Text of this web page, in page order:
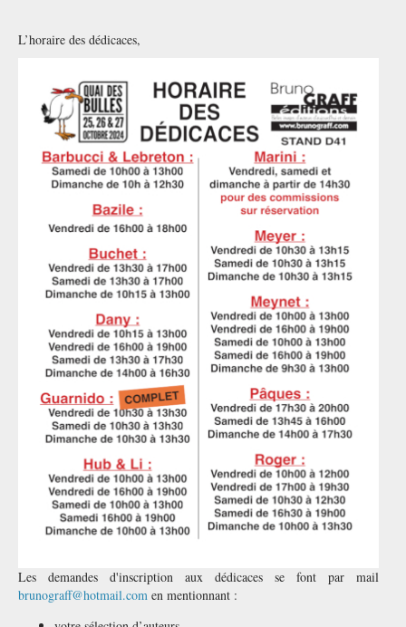
L’horaire des dédicaces,
Les demandes d'inscription aux dédicaces se font par mail
brunograff@hotmail.com en mentionnant :